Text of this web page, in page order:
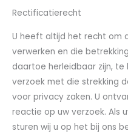
Rectificatierecht
U heeft altijd het recht om
verwerken en die
daartoe herleidbaar zijn, te
verzoek met die strekking
voor privacy zaken. U
reactie op uw verzoek. Als
sturen wij u op het bij ons